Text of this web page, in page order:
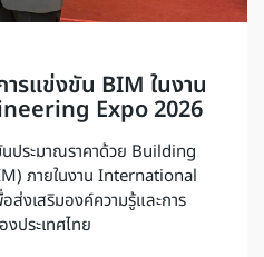
รแข่งขัน BIM ในงาน
Expo 2026
ประมาณราคาด้วย Building
ภายในงาน International
งเสริมองค์ความรู้และการ
ประเทศไทย